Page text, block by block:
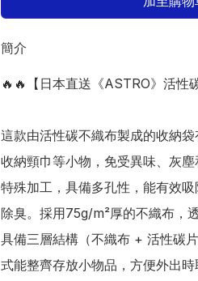
簡介
🔥🔥【日本直送《ASTRO》活性
這款由活性碳不織布製成的收納
收納頸巾等小物，免受異味、灰
特殊加工，具備多孔性，能有效
除臭。採用75g/m²厚的不織布，
具備三層結構（不織布 + 活性碳
式能整齊存放小物品，方便外出